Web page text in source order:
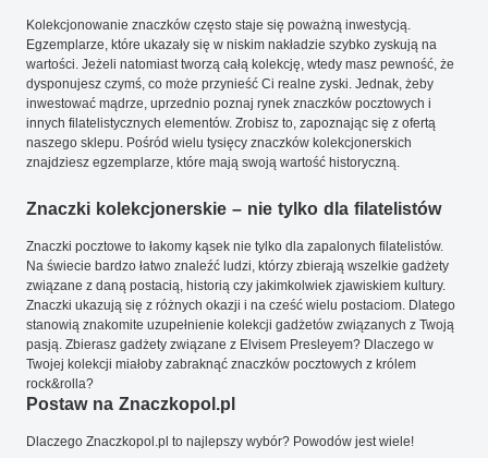
Kolekcjonowanie znaczków często staje się poważną inwestycją.
Egzemplarze, które ukazały się w niskim nakładzie szybko zyskują na
wartości. Jeżeli natomiast tworzą całą kolekcję, wtedy masz pewność, że
dysponujesz czymś, co może przynieść Ci realne zyski. Jednak, żeby
inwestować mądrze, uprzednio poznaj rynek znaczków pocztowych i
innych filatelistycznych elementów. Zrobisz to, zapoznając się z ofertą
naszego sklepu. Pośród wielu tysięcy znaczków kolekcjonerskich
znajdziesz egzemplarze, które mają swoją wartość historyczną.
Znaczki kolekcjonerskie – nie tylko dla filatelistów
Znaczki pocztowe to łakomy kąsek nie tylko dla zapalonych filatelistów.
Na świecie bardzo łatwo znaleźć ludzi, którzy zbierają wszelkie gadżety
związane z daną postacią, historią czy jakimkolwiek zjawiskiem kultury.
Znaczki ukazują się z różnych okazji i na cześć wielu postaciom. Dlatego
stanowią znakomite uzupełnienie kolekcji gadżetów związanych z Twoją
pasją. Zbierasz gadżety związane z Elvisem Presleyem? Dlaczego w
Twojej kolekcji miałoby zabraknąć znaczków pocztowych z królem
rock&rolla?
Postaw na Znaczkopol.pl
Dlaczego Znaczkopol.pl to najlepszy wybór? Powodów jest wiele!